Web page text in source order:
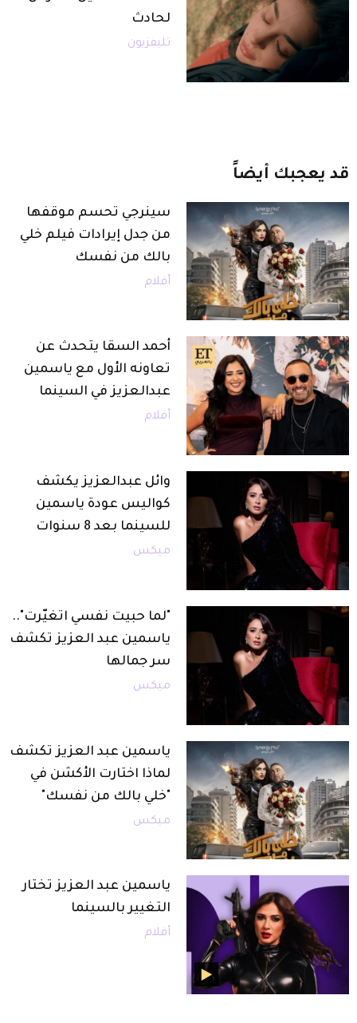
لحادث
تليفزيون
قد يعجبك أيضاً
سينرجي تحسم موقفها
من جدل إيرادات فيلم خلي
بالك من نفسك
أفلام
أحمد السقا يتحدث عن
تعاونه الأول مع ياسمين
عبدالعزيز في السينما
أفلام
وائل عبدالعزيز يكشف
كواليس عودة ياسمين
للسينما بعد 8 سنوات
ميكس
"لما حبيت نفسي اتغيّرت"..
ياسمين عبد العزيز تكشف
سر جمالها
ميكس
ياسمين عبد العزيز تكشف
لماذا اختارت الأكشن في
"خلي بالك من نفسك"
ميكس
ياسمين عبد العزيز تختار
التغيير بالسينما
أفلام